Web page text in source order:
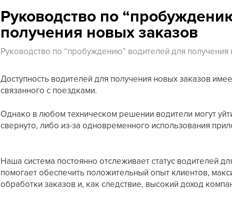
Руководство по
получения новых заказов
Руководство по “пробуждению” водителей для получения
Доступность водителей для получения новых заказов
связанного с поездками.
Однако в любом техническом решении водители могут
свернуто, либо из-за одновременного использования
Наша система постоянно отслеживает статус водителей
помогает обеспечить положительный опыт клиентов,
обработки заказов и, как следствие, высокий доход